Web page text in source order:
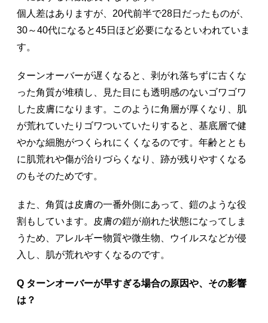
個人差はありますが、20代前半で28日だったものが、
30～40代になると45日ほど必要になるといわれていま
す。
ターンオーバーが遅くなると、剥がれ落ちずに古くな
った角質が堆積し、見た目にも透明感のないゴワゴワ
した皮膚になります。このように角層が厚くなり、肌
が荒れていたりゴワついていたりすると、基底層で健
やかな細胞がつくられにくくなるのです。年齢ととも
に肌荒れや傷が治りづらくなり、跡が残りやすくなる
のもそのためです。
また、角質は皮膚の一番外側にあって、鎧のような役
割もしています。皮膚の鎧が崩れた状態になってしま
うため、アレルギー物質や微生物、ウイルスなどが侵
入し、肌が荒れやすくなるのです。
Q ターンオーバーが早すぎる場合の原因や、その影響
は？